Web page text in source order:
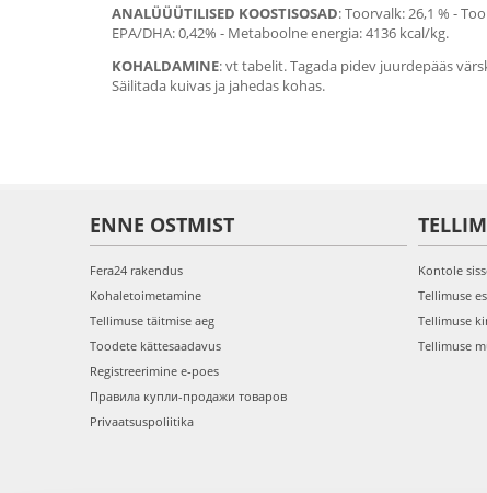
ANALÜÜÜTILISED KOOSTISOSAD: Toorvalk: 26,1 % -
EPA/DHA: 0,42% - Metaboolne energia: 4136 kcal/kg.
KOHALDAMINE: vt tabelit. Tagada pidev juurdepääs
Säilitada kuivas ja jahedas kohas.
ENNE OSTMIST
Fera24 rakendus
Kohaletoimetamine
Tellimuse täitmise aeg
Toodete kättesaadavus
Registreerimine e-poes
Правила купли-продажи товаров
Privaatsuspoliitika
Kontole
Tellimuse
Tellimuse
Tellimuse